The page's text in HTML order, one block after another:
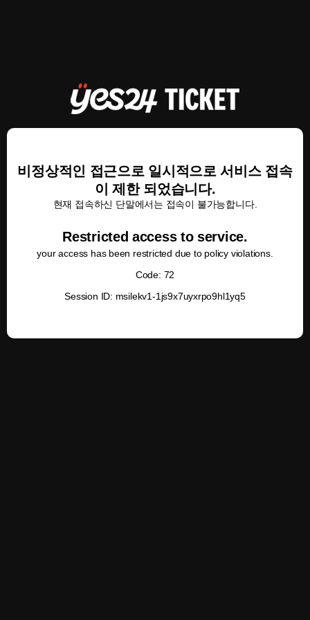
비정상적인 접근으로 일시적으로 서비스 접속
이 제한 되었습니다.
현재 접속하신 단말에서는 접속이 불가능합니다.
Restricted access to service.
your access has been restricted due to policy violations.
Code: 72
Session ID: msilekv1-1js9x7uyxrpo9hl1yq5